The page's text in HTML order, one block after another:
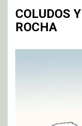
COLUDOS
ROCHA